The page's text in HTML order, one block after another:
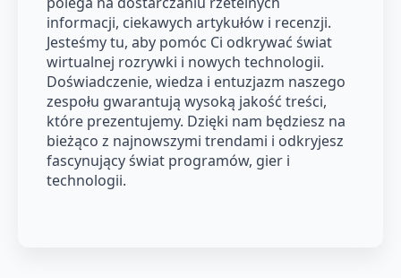
informacji, ciekawych artykułów i recenzji.
Jesteśmy tu, aby pomóc Ci odkrywać świat
wirtualnej rozrywki i nowych technologii.
Doświadczenie, wiedza i entuzjazm naszego
zespołu gwarantują wysoką jakość treści,
które prezentujemy. Dzięki nam będziesz na
bieżąco z najnowszymi trendami i odkryjesz
fascynujący świat programów, gier i
technologii.